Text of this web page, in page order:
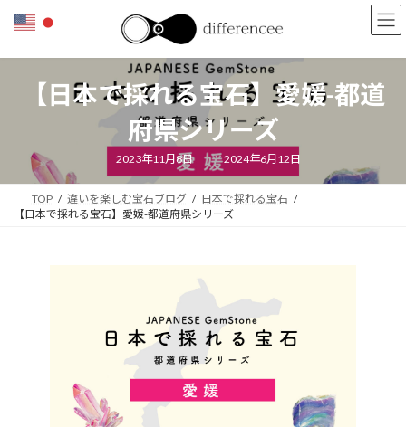
ン
ー
【日本で採れる宝石】愛媛-都道
府県シリーズ
2023年11月8日
最
終
更
日
時
:
2024年6月12日
TOP 違いを楽しむ宝石ブログ
日本で採れる宝石
【日本で採れる宝石】愛媛-都道府県シリーズ